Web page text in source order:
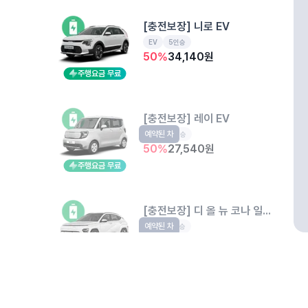
주행요금 무료
[충전보장] 니로 EV
EV 5인승
50%34,140원
주행요금 무료
[충전보장] 레이 EV
EV 4인승
50%27,540원
예약된 차
[충전보장] 디 올 뉴 코나 일렉트릭 롱
EV 5인승
예약된 차